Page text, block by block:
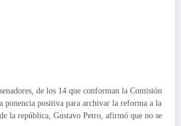
de los 14 que conforman la Comisión
ponencia positiva para archivar la reforma a la
la república, Gustavo Petro, afirmó que no se